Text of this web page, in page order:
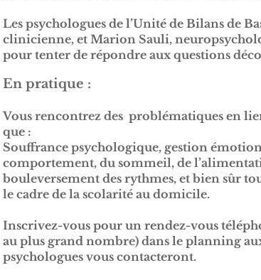
Les psychologues de l’Unité de Bilans de
clinicienne, et Marion Sauli,
pour tenter de répondre aux questions
En pratique :
Vous rencontrez des problématiques en
que :
Souffrance psychologique, gestion
comportement, du sommeil, de
bouleversement des rythmes, et bien sûr
le cadre de la scolarité au domicile.
Inscrivez-vous pour un rendez-vous
au plus grand nombre) dans le planning
psychologues vous contacteront.